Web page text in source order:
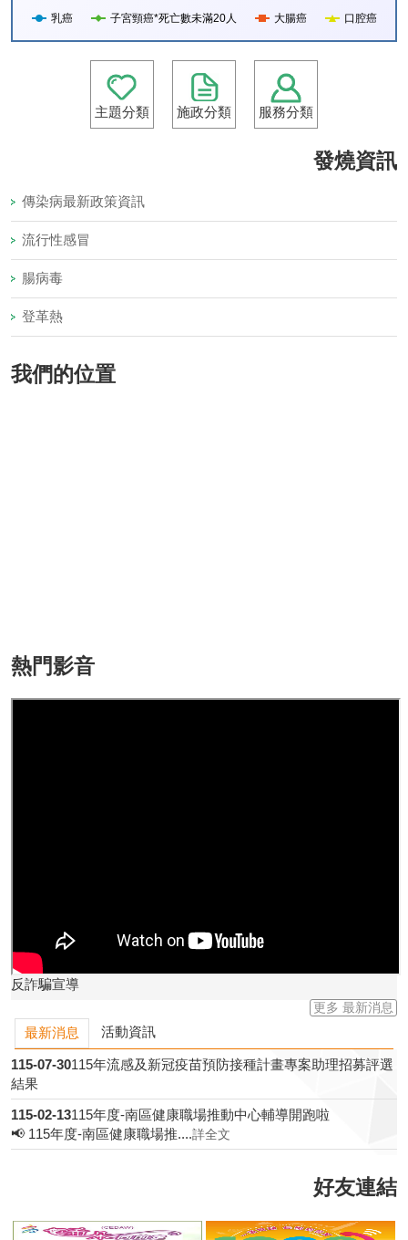
乳癌 子宮頸癌*死亡數未滿20人 大腸癌 口腔癌
主題分類 施政分類 服務分類
發燒資訊
傳染病最新政策資訊
流行性感冒
腸病毒
登革熱
我們的位置
熱門影音
反詐騙宣導
最新消息 活動資訊
115-07-30115年流感及新冠疫苗預防接種計畫專案助理招募評選
結果
115-02-13115年度-南區健康職場推動中心輔導開跑啦
📢 115年度-南區健康職場推....詳全文
更多 最新消息
好友連結